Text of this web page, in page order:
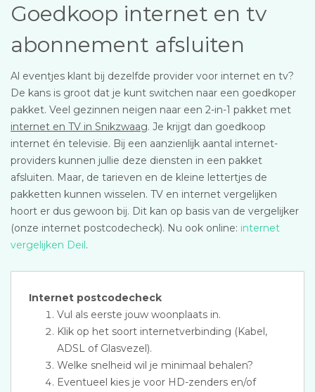
Goedkoop internet en tv
abonnement afsluiten
Al eventjes klant bij dezelfde provider voor internet en tv?
De kans is groot dat je kunt switchen naar een goedkoper
pakket. Veel gezinnen neigen naar een 2-in-1 pakket met
internet en TV in Snikzwaag. Je krijgt dan goedkoop
internet én televisie. Bij een aanzienlijk aantal internet-
providers kunnen jullie deze diensten in een pakket
afsluiten. Maar, de tarieven en de kleine lettertjes de
pakketten kunnen wisselen. TV en internet vergelijken
hoort er dus gewoon bij. Dit kan op basis van de vergelijker
(onze internet postcodecheck). Nu ook online: internet
vergelijken Deil.
Internet postcodecheck
Vul als eerste jouw woonplaats in.
Klik op het soort internetverbinding (Kabel,
ADSL of Glasvezel).
Welke snelheid wil je minimaal behalen?
Eventueel kies je voor HD-zenders en/of